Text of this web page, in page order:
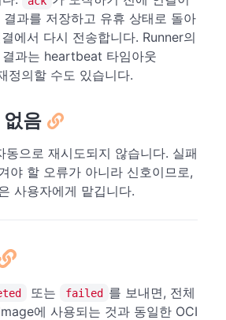
결과를 저장하고 유휴 상태로 돌아
에서 다시 전송합니다. Runner의
결과는 heartbeat 타임아웃
정의할 수도 있습니다.
없음
동으로 재시도되지 않습니다. 실패
야 할 오류가 아니라 신호이므로,
사용자에게 맡깁니다.
또는 failed
를 보내면, 전체
에 사용되는 것과 동일한 OCI